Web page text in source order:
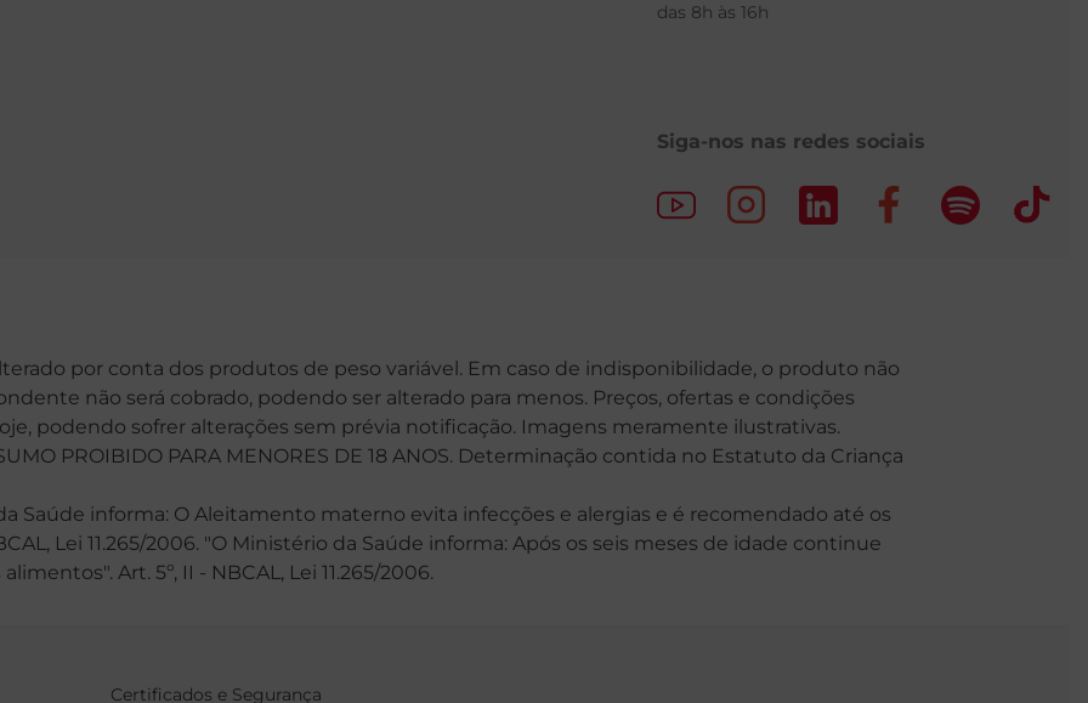
das 8h às 16h
Siga-nos nas redes sociais
por conta dos produtos de peso variável. Em caso de indisponibilidade, o produto não
não será cobrado, podendo ser alterado para menos. Preços, ofertas e condições
podendo sofrer alterações sem prévia notificação. Imagens meramente ilustrativas.
PROIBIDO PARA MENORES DE 18 ANOS. Determinação contida no Estatuto da Criança
Saúde informa: O Aleitamento materno evita infecções e alergias e é recomendado até os
Lei 11.265/2006. "O Ministério da Saúde informa: Após os seis meses de idade continue
Art. 5º, II - NBCAL, Lei 11.265/2006.
Certificados e Segurança